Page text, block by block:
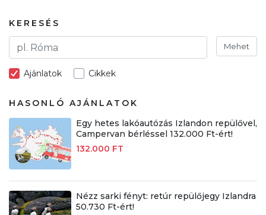
KERESÉS
Mehet
Ajánlatok Cikkek
HASONLÓ AJÁNLATOK
Egy hetes lakóautózás Izlandon repülővel,
Campervan bérléssel 132.000 Ft-ért!
132.000 FT
Nézz sarki fényt: retúr repülőjegy Izlandra
50.730 Ft-ért!